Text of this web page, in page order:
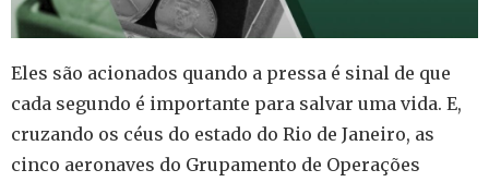
Eles são acionados quando a pressa é sinal de que
cada segundo é importante para salvar uma vida. E,
cruzando os céus do estado do Rio de Janeiro, as
cinco aeronaves do Grupamento de Operações